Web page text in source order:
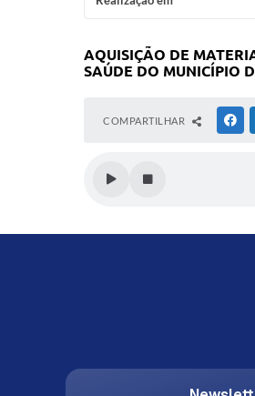
AQUISIÇÃO DE
SAÚDE DO MUNICÍPIO
COMPARTILHAR